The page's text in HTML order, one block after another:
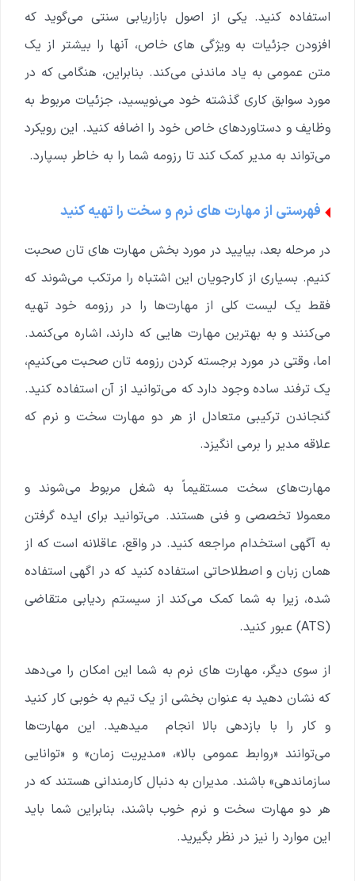
استفاده کنید. یکی از اصول بازاریابی سنتی می‌گوید که
افزودن جزئیات به ویژگی های خاص، آنها را بیشتر از یک
متن عمومی به یاد ماندنی می‌کند. بنابراین، هنگامی که در
مورد سوابق کاری گذشته خود می‌نویسید، جزئیات مربوط به
وظایف و دستاوردهای خاص خود را اضافه کنید. این رویکرد
می‌تواند به مدیر کمک کند تا رزومه شما را به خاطر بسپارد.
فهرستی از مهارت های نرم و سخت را تهیه کنید
در مرحله بعد، بیایید در مورد بخش مهارت های تان صحبت
کنیم. بسیاری از کارجویان این اشتباه را مرتکب می‌شوند که
فقط یک لیست کلی از مهارت‌ها را در رزومه خود تهیه
می‌کنند و به بهترین مهارت هایی که دارند، اشاره می‌کنمد.
اما، وقتی در مورد برجسته کردن رزومه تان صحبت می‌کنیم،
یک ترفند ساده وجود دارد که می‌توانید از آن استفاده کنید.
گنجاندن ترکیبی متعادل از هر دو مهارت سخت و نرم که
علاقه مدیر را برمی انگیزد.
مهارت‌های سخت مستقیماً به شغل مربوط می‌شوند و
معمولا تخصصی و فنی هستند. می‌توانید برای ایده گرفتن
به آگهی استخدام مراجعه کنید. در واقع، عاقلانه است که از
همان زبان و اصطلاحاتی استفاده کنید که در اگهی استفاده
شده، زیرا به شما کمک می‌کند از سیستم ردیابی متقاضی
(ATS) عبور کنید.
از سوی دیگر، مهارت های نرم به شما این امکان را می‌دهد
که نشان دهید به عنوان بخشی از یک تیم به خوبی کار کنید
و کار را با بازدهی بالا انجام میدهید. این مهارت‌ها
می‌توانند «روابط عمومی بالا»، «مدیریت زمان» و «توانایی
سازماندهی» باشند. مدیران به دنبال کارمندانی هستند که در
هر دو مهارت سخت و نرم خوب باشند، بنابراین شما باید
این موارد را نیز در نظر بگیرید.